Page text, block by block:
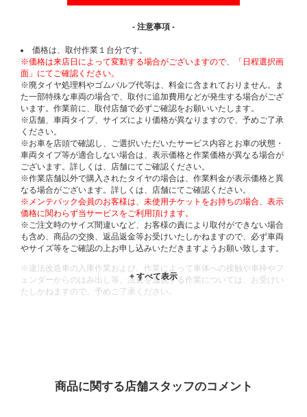
- 注意事項 -
価格は、取付作業１台分です。
※価格は来店日によって変動する場合がございますので、「日程選択画
面」にてご確認ください。
※廃タイヤ処理料やゴムバルブ代等は、料金に含まれておりません。ま
た一部特殊な車両の場合で、取付に追加費用などが発生する場合がござ
います。作業前に、取付店舗で必ずご確認をお願いいたします。
※店舗、車両タイプ、サイズにより価格が異なりますので、予めご了承
ください。
※お車を店頭で確認し、ご選択いただいたサービス内容とお車の状態・
車両タイプ等が適合しない場合は、表示価格と作業価格が異なる場合が
ございます。詳しくは、店舗にてご確認ください。
※作業店舗以外で購入されたタイヤの場合は、作業料金が表示価格と異
なる場合がございます。詳しくは、店舗にてご確認ください。
※メンテパック会員のお客様は、未使用チケットをお持ちの場合、表示
価格に関わらず当サービスをご利用頂けます。
※ご注文時のサイズ間違いなど、お客様の責により取付ができない場合
も含め、商品の交換、返品返金等お受けいたしかねますので、必ず車両
やサイズ等をご確認の上お申し込みいただきますようお願い致します。
※違法改造車の入庫作業および、作業によって車体への接触や車枠やフ
ェンダーからのはみ出し等、法規を逸脱する作業については、お受けい
たしかねますので、予めご了承ください。
商品に関する店舗スタッフのコメント